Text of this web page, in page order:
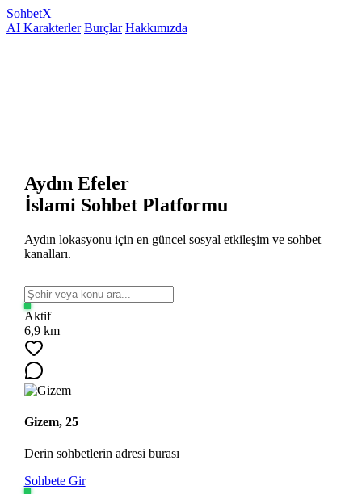
SohbetX
AI Karakterler Burçlar Hakkımızda
Aydın Efeler
İslami Sohbet Platformu
Aydın lokasyonu için en güncel sosyal etkileşim ve sohbet
kanalları.
Aktif
6,9 km
Gizem, 25
Derin sohbetlerin adresi burası
Sohbete Gir